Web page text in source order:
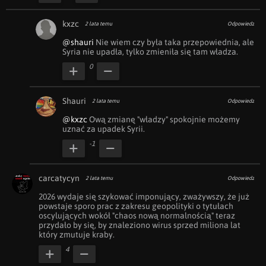
kxzc 2 lata temu Odpowiedz
@shauri Nie wiem czy była taka przepowiednia, ale
Syria nie upadła, tylko zmieniła się tam władza.
0
Shauri 2 lata temu Odpowiedz
@kxzc Ową zmianę "władzy" spokojnie możemy
uznać za upadek Syrii.
-1
carcatycyn 2 lata temu Odpowiedz
2026 wydaje się szykować imponujący, zważywszy, że już
powstaje sporo prac z zakresu geopolityki o tytułach
oscylujących wokół "chaos nową normalnością" teraz
przydało by się, by znaleziono wirus sprzed miliona lat
który zmutuje kraby.
4